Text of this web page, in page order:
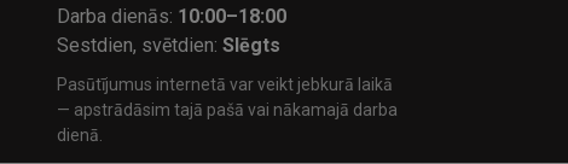
Darba dienās: 10:00–18:00
Sestdien, svētdien:Slēgts
Pasūtījumus internetā var veikt jebkurā laikā
— apstrādāsim tajā pašā vai nākamajā darba
dienā.